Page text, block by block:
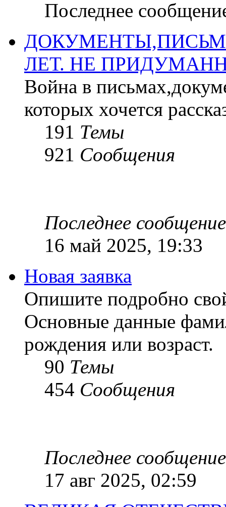
Последнее
ЛЕТ. НЕ
Война в
которых хочется
191 Темы
921 Сообщения
Последнее сообщение
16 май 2025, 19:33
Новая заявка
Опишите подробно
Основные данные
рождения или возраст.
90 Темы
454 Сообщения
Последнее сообщение
17 авг 2025, 02:59